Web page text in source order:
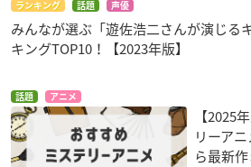
ランキング 話題 声優
みんなが選ぶ「遊佐浩二さんが演じる
キングTOP10！【2023年版】
話題 アニメ
【2025
リーア
ら最新